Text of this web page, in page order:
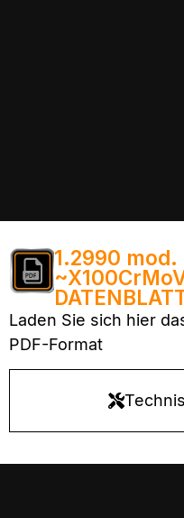
1.2990 mod.
Laden Sie sich hier
PDF-Format